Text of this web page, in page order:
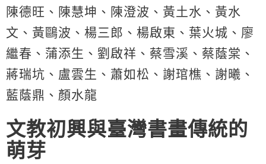
陳德旺、陳慧坤、陳澄波、黃土水、黃水
文、黃鷗波、楊三郎、楊啟東、葉火城、廖
繼春、蒲添生、劉啟祥、蔡雪溪、蔡蔭棠、
蔣瑞坑、盧雲生、蕭如松、謝琯樵、謝曦、
藍蔭鼎、顏水龍
文教初興與臺灣書畫傳統的
萌芽